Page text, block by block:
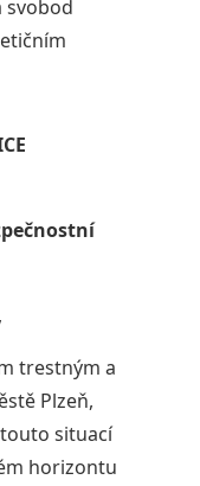
svobod
trestným a
Plzeň,
situací
horizontu